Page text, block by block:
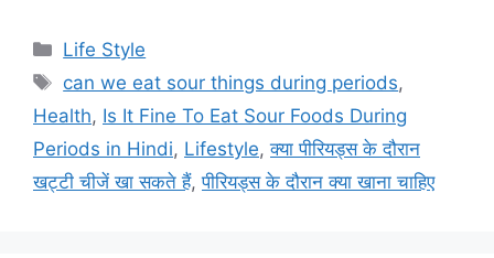
C
e
g
o
Life Style
T
a
s
can we eat sour things during periods,
Health, Is It Fine To Eat Sour Foods During
Periods in Hindi, Lifestyle,क्या पीरियड्स के दौरान
खट्टी चीजें खा सकते हैं,पीरियड्स के दौरान क्या खाना चाहिए